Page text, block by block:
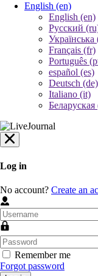
English (en)
English (en)
Русский
Українська
Français (fr)
Português
español (es)
Deutsch (de)
Italiano (it)
Беларуская
Log in
No account? Create an
Remember me
Forgot password